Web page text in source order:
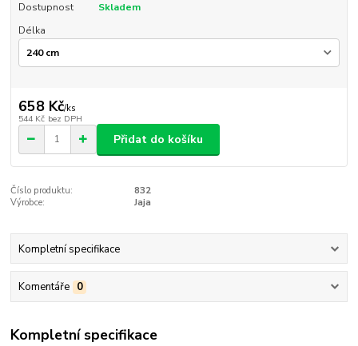
Dostupnost
Skladem
Délka
658 Kč/ks
544 Kč bez DPH
Přidat do košíku
Číslo produktu:
832
Výrobce:
Jaja
Kompletní specifikace
Komentáře 0
Kompletní specifikace